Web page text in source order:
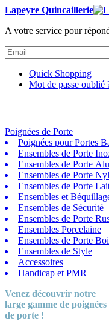
Lapeyre Quincaillerie
A votre service pour
Quick Shopping
Mot de passe oublié
Poignées de Porte
Poignées pour Portes
Ensembles de Porte
Ensembles de Porte
Ensembles de Porte
Ensembles de Porte
Ensembles et
Ensembles de Sécurité
Ensembles de Porte
Ensembles Porcelaine
Ensembles de Porte
Ensembles de Style
Accessoires
Handicap et PMR
Venez découvrir notre
large gamme de poignées
de porte !